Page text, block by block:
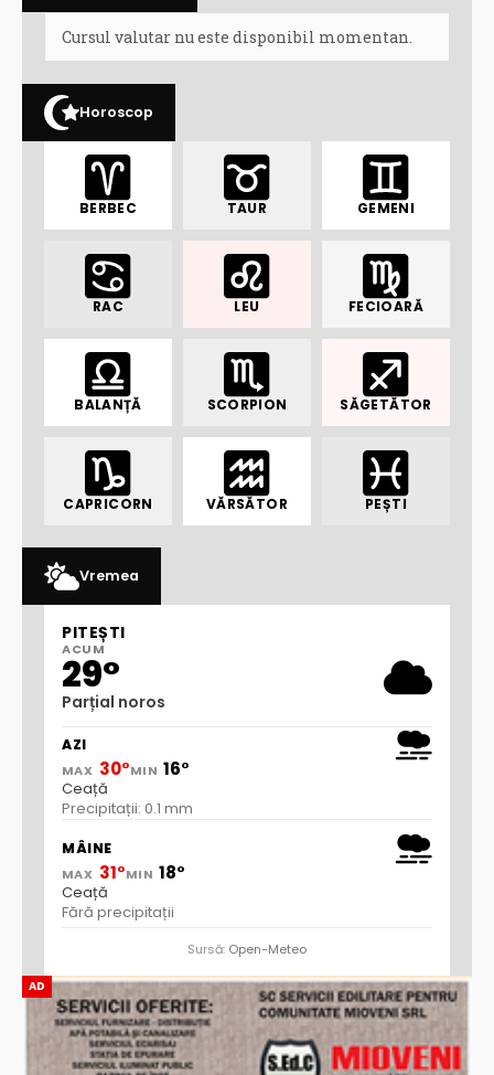
AD
Cursul valutar nu este disponibil momentan.
Horoscop
BERBEC TAUR GEMENI
RAC LEU FECIOARĂ
BALANȚĂ SCORPION SĂGETĂTOR
CAPRICORN VĂRSĂTOR PEȘTI
Vremea
PITEȘTI
ACUM
29°
Parțial noros
AZI
MAX 30°MIN 16°
Ceață
Precipitații: 0.1 mm
MÂINE
MAX 31°MIN 18°
Ceață
Fără precipitații
Sursă: Open-Meteo